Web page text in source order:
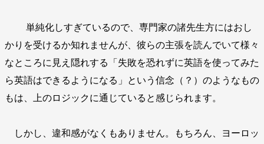
単純化しすぎているので、専門家の諸先生方にはおし
かりを受けるか知れませんが、彼らの主張を読んでいて様々
なところに見え隠れする「失敗を恐れずに英語を使ってみた
ら英語はできるようになる」という信念（？）のようなもの
もは、上のロジックに通じていると感じられます。
しかし、違和感がなくもありません。もちろん、ヨーロッ